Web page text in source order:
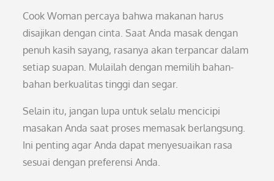
Cook Woman percaya bahwa makanan harus
disajikan dengan cinta. Saat Anda masak dengan
penuh kasih sayang, rasanya akan terpancar dalam
setiap suapan. Mulailah dengan memilih bahan-
bahan berkualitas tinggi dan segar.
Selain itu, jangan lupa untuk selalu mencicipi
masakan Anda saat proses memasak berlangsung.
Ini penting agar Anda dapat menyesuaikan rasa
sesuai dengan preferensi Anda.